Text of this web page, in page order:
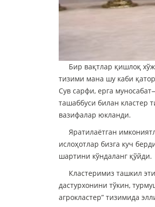
Бир вақтлар қишлоқ
тизими мана шу каби
Сув сарфи, ерга
ташаббуси билан кластер
вазифалар юкланди.
Яратилаётган
ислоҳотлар бизга куч
шартини кўндаланг қўйди.
Кластеримиз ташкил
дастурхонини тўкин,
агрокластер” тизимида